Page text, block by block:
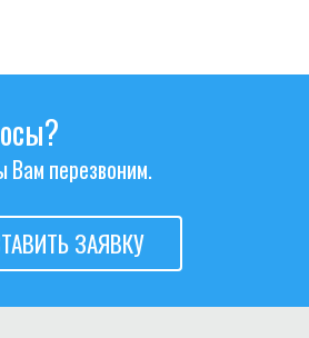
Вам перезвоним.
ЗАЯВКУ